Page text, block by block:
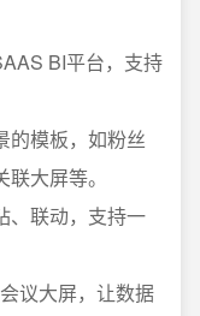
BI平台，支持
的模板，如粉丝
大屏等。
、联动，支持一
议大屏，让数据